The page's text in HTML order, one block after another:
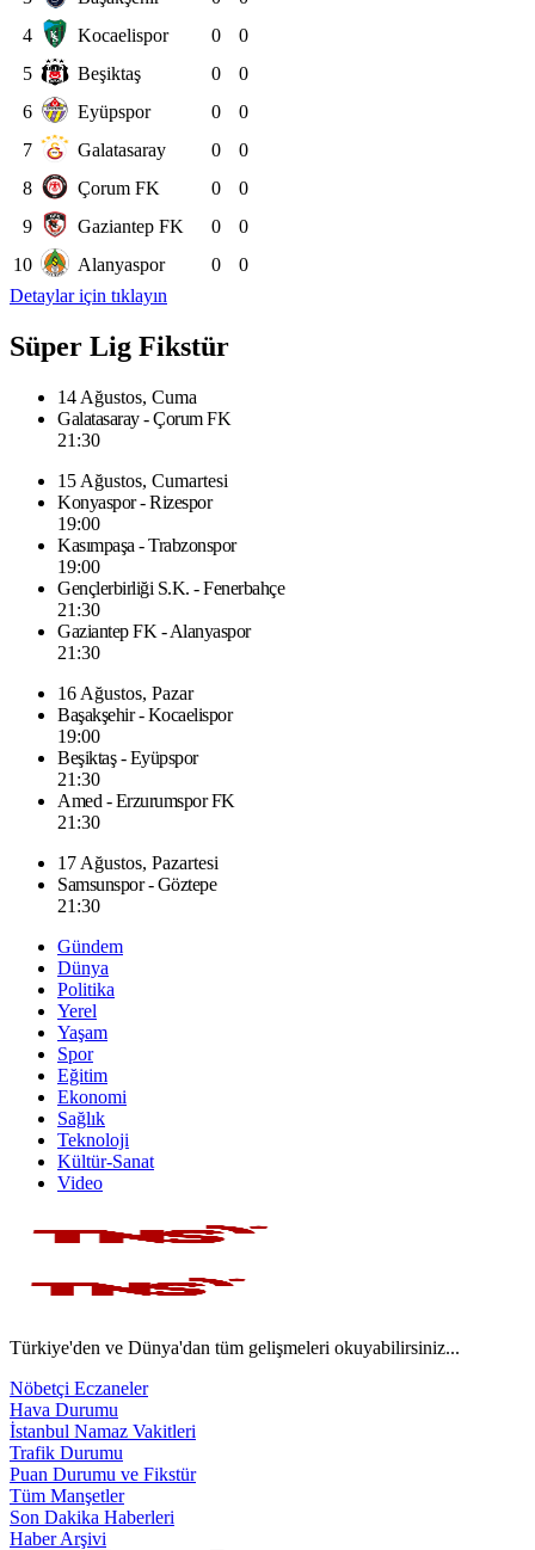
4
Kocaelispor 0
0
5
Beşiktaş 0
0
6
Eyüpspor 0
0
7
Galatasaray 0
0
8
Çorum FK 0
0
9
Gaziantep FK 0
0
10
Alanyaspor 0
0
Detaylar için tıklayın
Süper Lig Fikstür
14 Ağustos, Cuma
Galatasaray - Çorum FK
21:30
15 Ağustos, Cumartesi
Konyaspor - Rizespor
19:00
Kasımpaşa - Trabzonspor
19:00
Gençlerbirliği S.K. - Fenerbahçe
21:30
Gaziantep FK - Alanyaspor
21:30
16 Ağustos, Pazar
Başakşehir - Kocaelispor
19:00
Beşiktaş - Eyüpspor
21:30
Amed - Erzurumspor FK
21:30
17 Ağustos, Pazartesi
Samsunspor - Göztepe
21:30
Gündem
Dünya
Politika
Yerel
Yaşam
Spor
Eğitim
Ekonomi
Sağlık
Teknoloji
Kültür-Sanat
Video
Türkiye'den ve Dünya'dan tüm gelişmeleri okuyabilirsiniz...
Nöbetçi Eczaneler
Hava Durumu
İstanbul Namaz Vakitleri
Trafik Durumu
Puan Durumu ve Fikstür
Tüm Manşetler
Son Dakika Haberleri
Haber Arşivi